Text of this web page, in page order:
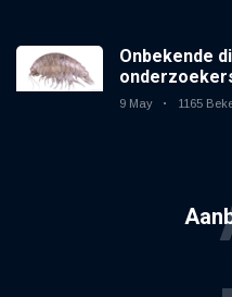
Onbekende
9 May 1165